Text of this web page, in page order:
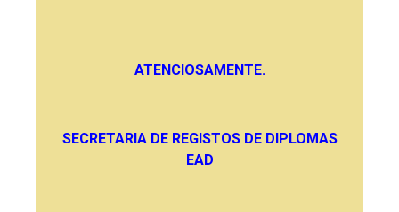
ATENCIOSAMENTE.
SECRETARIA DE REGISTOS DE DIPLOMAS
EAD